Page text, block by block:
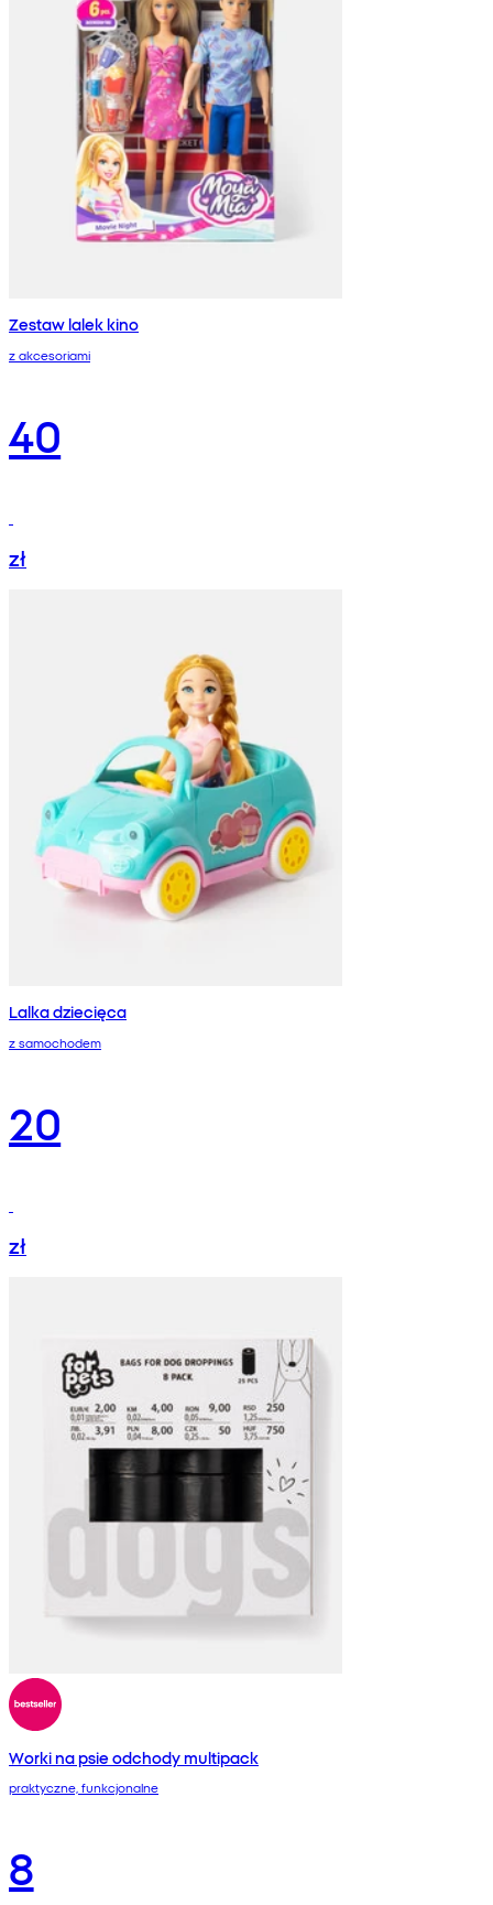
Zestaw lalek kino
z akcesoriami
40
zł
Lalka dziecięca
z samochodem
20
zł
Worki na psie odchody multipack
praktyczne, funkcjonalne
8